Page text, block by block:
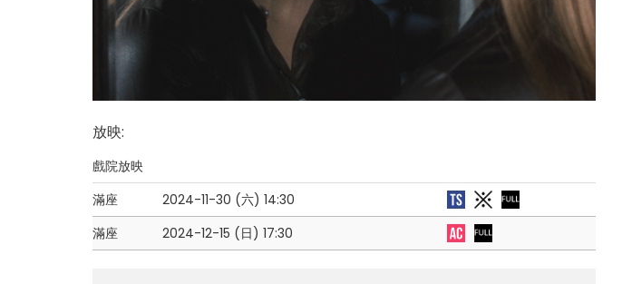
放映:
戲院放映
滿座
2024-11-30 (六) 14:30
滿座
2024-12-15 (日) 17:30